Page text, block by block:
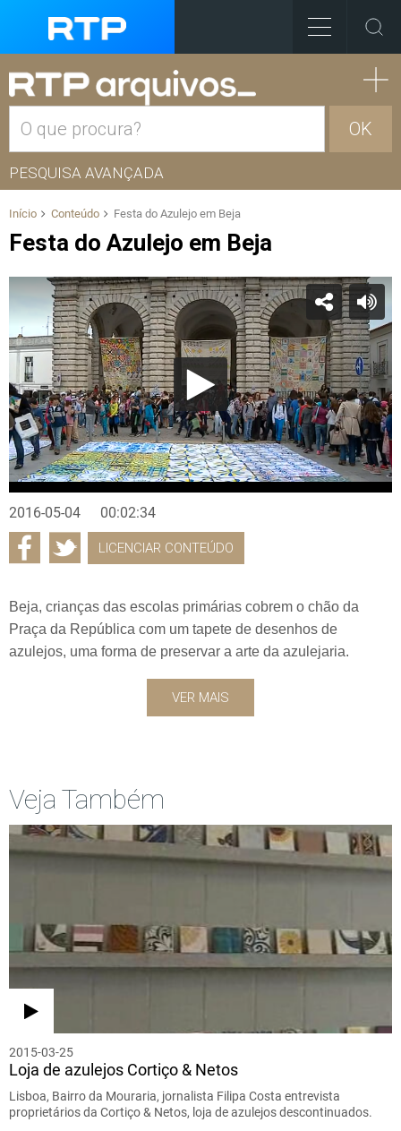
OK
PESQUISA AVANÇADA
Início Conteúdo Festa do Azulejo em Beja
Festa do Azulejo em Beja
2016-05-04 00:02:34
LICENCIAR CONTEÚDO
Beja, crianças das escolas primárias cobrem o chão da
Praça da República com um tapete de desenhos de
azulejos, uma forma de preservar a arte da azulejaria.
VER MAIS
Veja Também
2015-03-25
Loja de azulejos Cortiço & Netos
Lisboa, Bairro da Mouraria, jornalista Filipa Costa entrevista
proprietários da Cortiço & Netos, loja de azulejos descontinuados.